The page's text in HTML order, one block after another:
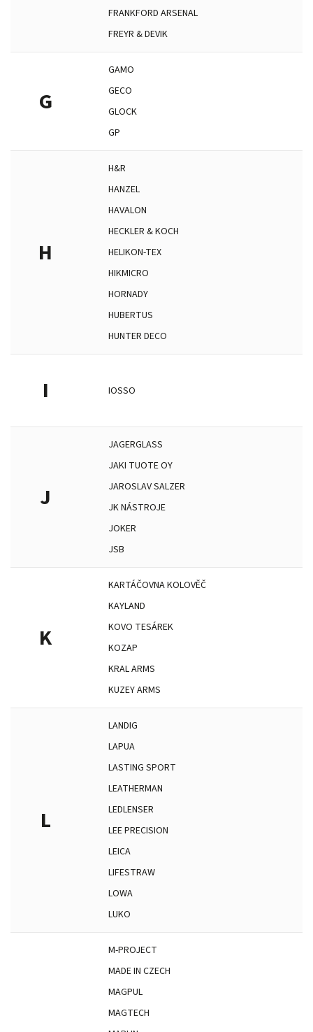
FRANKFORD ARSENAL
FREYR & DEVIK
G
GAMO
GECO
GLOCK
GP
H
H&R
HANZEL
HAVALON
HECKLER & KOCH
HELIKON-TEX
HIKMICRO
HORNADY
HUBERTUS
HUNTER DECO
I IOSSO
J
JAGERGLASS
JAKI TUOTE OY
JAROSLAV SALZER
JK NÁSTROJE
JOKER
JSB
K
KARTÁČOVNA KOLOVĚČ
KAYLAND
KOVO TESÁREK
KOZAP
KRAL ARMS
KUZEY ARMS
L
LANDIG
LAPUA
LASTING SPORT
LEATHERMAN
LEDLENSER
LEE PRECISION
LEICA
LIFESTRAW
LOWA
LUKO
M-PROJECT
MADE IN CZECH
MAGPUL
MAGTECH